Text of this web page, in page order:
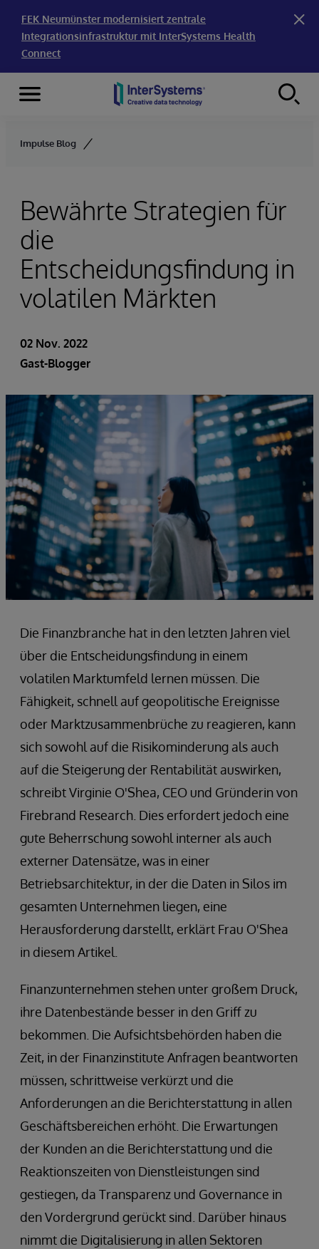
FEK Neumünster modernisiert zentrale
Integrationsinfrastruktur mit InterSystems Health
Connect
Skip to content
Menu
Impulse Blog
Bewährte Strategien für
die
Entscheidungsfindung in
volatilen Märkten
02 Nov. 2022
Gast-Blogger
Die Finanzbranche hat in den letzten Jahren viel
über die Entscheidungsfindung in einem
volatilen Marktumfeld lernen müssen. Die
Fähigkeit, schnell auf geopolitische Ereignisse
oder Marktzusammenbrüche zu reagieren, kann
sich sowohl auf die Risikominderung als auch
auf die Steigerung der Rentabilität auswirken,
schreibt Virginie O'Shea, CEO und Gründerin von
Firebrand Research. Dies erfordert jedoch eine
gute Beherrschung sowohl interner als auch
externer Datensätze, was in einer
Betriebsarchitektur, in der die Daten in Silos im
gesamten Unternehmen liegen, eine
Herausforderung darstellt, erklärt Frau O'Shea
in diesem Artikel.
Finanzunternehmen stehen unter großem Druck,
ihre Datenbestände besser in den Griff zu
bekommen. Die Aufsichtsbehörden haben die
Zeit, in der Finanzinstitute Anfragen beantworten
müssen, schrittweise verkürzt und die
Anforderungen an die Berichterstattung in allen
Geschäftsbereichen erhöht. Die Erwartungen
der Kunden an die Berichterstattung und die
Reaktionszeiten von Dienstleistungen sind
gestiegen, da Transparenz und Governance in
den Vordergrund gerückt sind. Darüber hinaus
nimmt die Digitalisierung in allen Sektoren